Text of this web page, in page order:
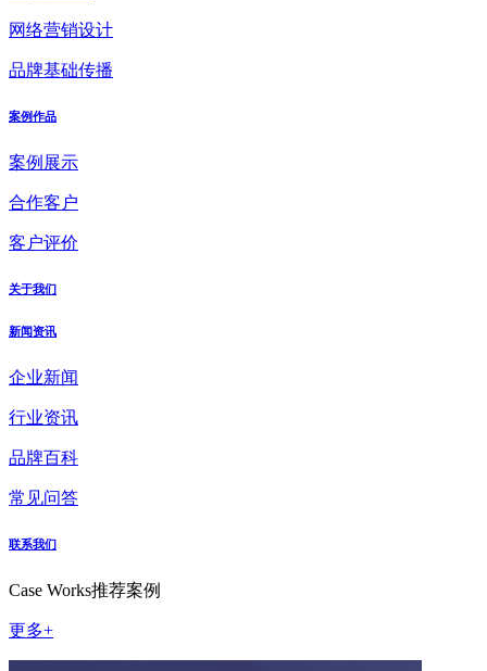
网络营销设计
品牌基础传播
案例作品
案例展示
合作客户
客户评价
关于我们
新闻资讯
企业新闻
行业资讯
品牌百科
常见问答
联系我们
Case Works推荐案例
更多+